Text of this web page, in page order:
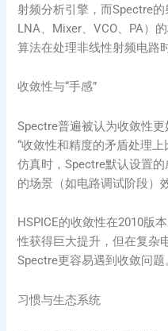
射频分析引擎，而Spectre
LNA、Mixer、VCO、PA）
算法在处理非线性射频电路
收敛性与“手感”
Spectre普遍被认为收敛性
“收敛性和精度的矛盾处理
仿真时，Spectre默认设置
的场景（如电路调试阶段）
HSPICE的收敛性在2010版
性获得巨大提升，但在复杂
Spectre更容易遇到收敛问题
习惯与生态系统